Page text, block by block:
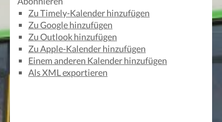
Zu Timely-Kalender hinzufügen
Zu Google hinzufügen
Zu Outlook hinzufügen
Zu Apple-Kalender hinzufügen
Einem anderen Kalender hinzufügen
Als XML exportieren